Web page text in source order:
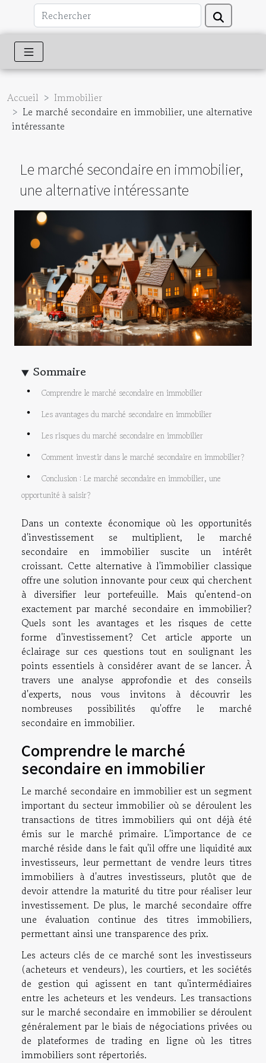
Accueil
Immobilier
Le marché secondaire en immobilier, une alternative
intéressante
Le marché secondaire en immobilier,
une alternative intéressante
Sommaire
Comprendre le marché secondaire en immobilier
Les avantages du marché secondaire en immobilier
Les risques du marché secondaire en immobilier
Comment investir dans le marché secondaire en immobilier?
Conclusion : Le marché secondaire en immobilier, une
opportunité à saisir?
Dans un contexte économique où les opportunités
d'investissement se multiplient, le marché
secondaire en immobilier suscite un intérêt
croissant. Cette alternative à l'immobilier classique
offre une solution innovante pour ceux qui cherchent
à diversifier leur portefeuille. Mais qu'entend-on
exactement par marché secondaire en immobilier?
Quels sont les avantages et les risques de cette
forme d'investissement? Cet article apporte un
éclairage sur ces questions tout en soulignant les
points essentiels à considérer avant de se lancer. À
travers une analyse approfondie et des conseils
d'experts, nous vous invitons à découvrir les
nombreuses possibilités qu'offre le marché
secondaire en immobilier.
Comprendre le marché
secondaire en immobilier
Le marché secondaire en immobilier est un segment
important du secteur immobilier où se déroulent les
transactions de titres immobiliers qui ont déjà été
émis sur le marché primaire. L'importance de ce
marché réside dans le fait qu'il offre une liquidité aux
investisseurs, leur permettant de vendre leurs titres
immobiliers à d'autres investisseurs, plutôt que de
devoir attendre la maturité du titre pour réaliser leur
investissement. De plus, le marché secondaire offre
une évaluation continue des titres immobiliers,
permettant ainsi une transparence des prix.
Les acteurs clés de ce marché sont les investisseurs
(acheteurs et vendeurs), les courtiers, et les sociétés
de gestion qui agissent en tant qu'intermédiaires
entre les acheteurs et les vendeurs. Les transactions
sur le marché secondaire en immobilier se déroulent
généralement par le biais de négociations privées ou
de plateformes de trading en ligne où les titres
immobiliers sont répertoriés.